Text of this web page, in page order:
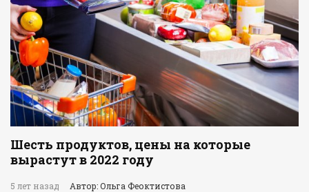
Шесть продуктов, цены на которые
вырастут в 2022 году
5 лет назад Автор: Ольга Феоктистова